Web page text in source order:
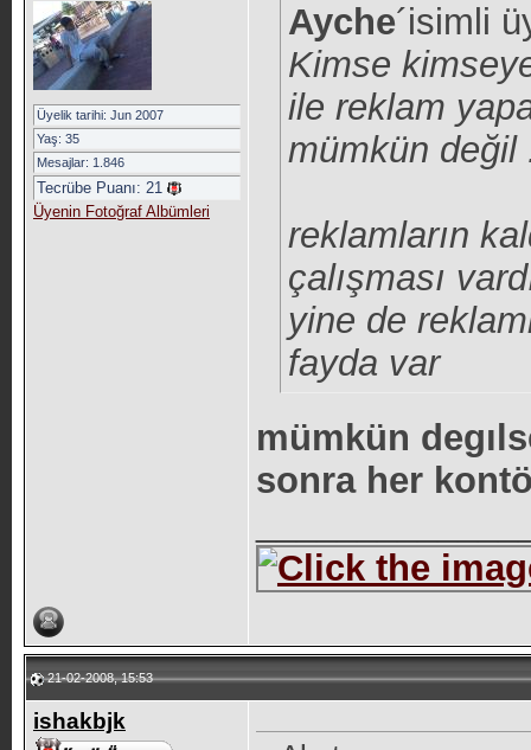
Üyelik tarihi: Jun 2007
Yaş: 35
Mesajlar: 1.846
Tecrübe Puanı: 21
Üyenin Fotoğraf Albümleri
Ayche´isimli
Kimse
ile reklam
mümkün değil
reklamların
çalışması
yine de
fayda var
mümkün
sonra her
21-02-2008, 15:53
ishakbjk